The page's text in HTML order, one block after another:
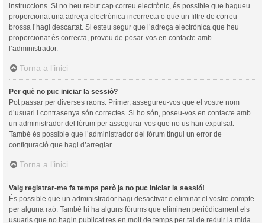
instruccions. Si no heu rebut cap correu electrònic, és possible que hagueu
proporcionat una adreça electrònica incorrecta o que un filtre de correu
brossa l’hagi descartat. Si esteu segur que l’adreça electrònica que heu
proporcionat és correcta, proveu de posar-vos en contacte amb
l’administrador.
Torna a l’inici
Per què no puc iniciar la sessió?
Pot passar per diverses raons. Primer, assegureu-vos que el vostre nom
d’usuari i contrasenya són correctes. Si ho són, poseu-vos en contacte amb
un administrador del fòrum per assegurar-vos que no us han expulsat.
També és possible que l’administrador del fòrum tingui un error de
configuració que hagi d’arreglar.
Torna a l’inici
Vaig registrar-me fa temps però ja no puc iniciar la sessió!
És possible que un administrador hagi desactivat o eliminat el vostre compte
per alguna raó. També hi ha alguns fòrums que eliminen periòdicament els
usuaris que no hagin publicat res en molt de temps per tal de reduir la mida